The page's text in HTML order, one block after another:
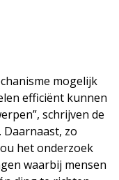
mogelijk
efficiënt kunnen
schrijven de
. Daarnaast, zo
het onderzoek
waarbij mensen